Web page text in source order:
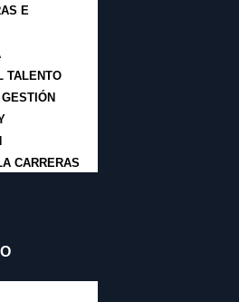
E
TALENTO
CARRERAS